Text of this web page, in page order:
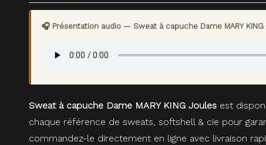
🎧 Présentation audio — Sweat à capuche Dame MARY
Sweat à capuche Dame MARY KING Joules est
chaque référence de sweats, softshell & cie pour
commandez-le directement en ligne avec livraison